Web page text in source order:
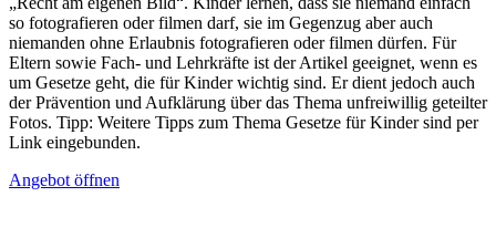
so fotografieren oder filmen darf, sie im Gegenzug aber auch
niemanden ohne Erlaubnis fotografieren oder filmen dürfen. Für
Eltern sowie Fach- und Lehrkräfte ist der Artikel geeignet, wenn es
um Gesetze geht, die für Kinder wichtig sind. Er dient jedoch auch
der Prävention und Aufklärung über das Thema unfreiwillig geteilter
Fotos. Tipp: Weitere Tipps zum Thema Gesetze für Kinder sind per
Link eingebunden.
Angebot öffnen